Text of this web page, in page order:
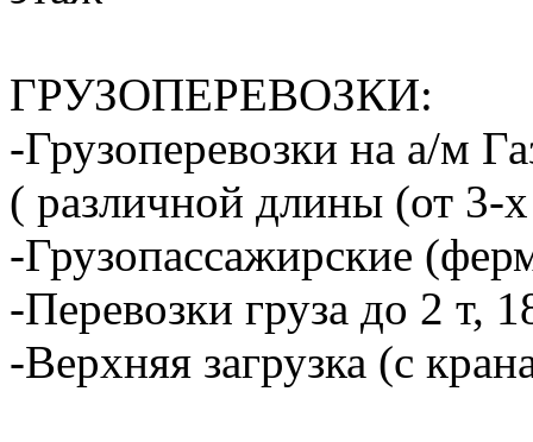
ГРУЗОПЕРЕВОЗКИ:
-Грузоперевозки на а/м
( различной длины (от 3-
-Грузопассажирские
-Перевозки груза до 2 т,
-Верхняя загрузка (с